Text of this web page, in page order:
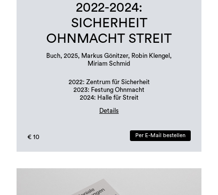
2022-2024:
SICHERHEIT
OHNMACHT STREIT
Buch, 2025, Markus Gönitzer, Robin Klengel,
Miriam Schmid
2022: Zentrum für Sicherheit
2023: Festung Ohnmacht
2024: Halle für Streit
Details
Auflage: 500 Stück
ISBN: 978-3-901109-96-6 (Erratum in Publikation!)
€ 10 Per E-Mail bestellen